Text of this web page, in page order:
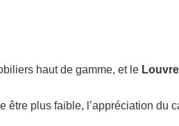
haut de gamme, et le
être plus faible, l’appréciation du